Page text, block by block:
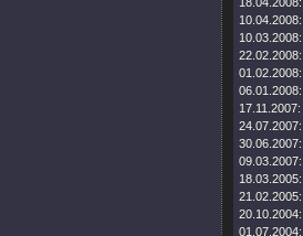
10.04.2008:
10.03.2008:
22.02.2008:
01.02.2008:
06.01.2008:
17.11.2007:
24.07.2007:
30.06.2007:
09.03.2007:
18.03.2005:
21.02.2005:
20.10.2004:
01.07.2004: